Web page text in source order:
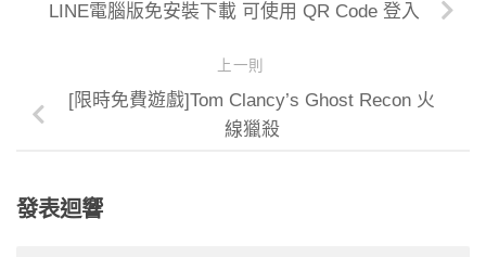
LINE電腦版免安裝下載 可使用 QR Code 登入
上一則
[限時免費遊戲]Tom Clancy’s Ghost Recon 火
線獵殺
發表迴響